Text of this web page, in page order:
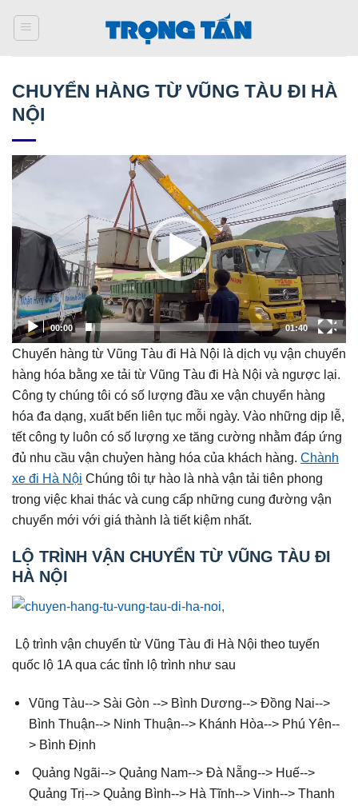
qua
CHUYỂN HÀNG TỪ VŨNG TÀU ĐI HÀ
NỘI
Trình
00:00 01:40
Chuyển hàng từ Vũng Tàu đi Hà Nội là dịch vụ vận chuyển
hàng hóa bằng xe tải từ Vũng Tàu đi Hà Nội và ngược lại.
Công ty chúng tôi có số lượng đầu xe vận chuyển hàng
hóa đa dạng, xuất bến liên tục mỗi ngày. Vào những dịp lễ,
tết công ty luôn có số lượng xe tăng cường nhằm đáp ứng
đủ nhu cầu vận chuỷen hàng hóa của khách hàng. Chành
xe đi Hà Nội Chúng tôi tự hào là nhà vận tải tiên phong
trong việc khai thác và cung cấp những cung đường vận
chuyển mới với giá thành là tiết kiệm nhất.
LỘ TRÌNH VẬN CHUYỂN TỪ VŨNG TÀU ĐI
HÀ NỘI
Lộ trình vận chuyển từ Vũng Tàu đi Hà Nội theo tuyến
quốc lộ 1A qua các tỉnh lộ trình như sau
Vũng Tàu--> Sài Gòn --> Bình Dương--> Đồng Nai-->
Bình Thuận--> Ninh Thuận--> Khánh Hòa--> Phú Yên--
> Bình Định
Quảng Ngãi--> Quảng Nam--> Đà Nẵng--> Huế-->
Quảng Trị--> Quảng Bình--> Hà Tĩnh--> Vinh--> Thanh